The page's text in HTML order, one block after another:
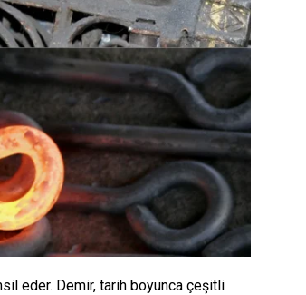
eder. Demir, tarih boyunca çeşitli